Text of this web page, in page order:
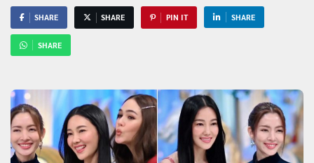
SHARE SHARE PIN IT SHARE
SHARE